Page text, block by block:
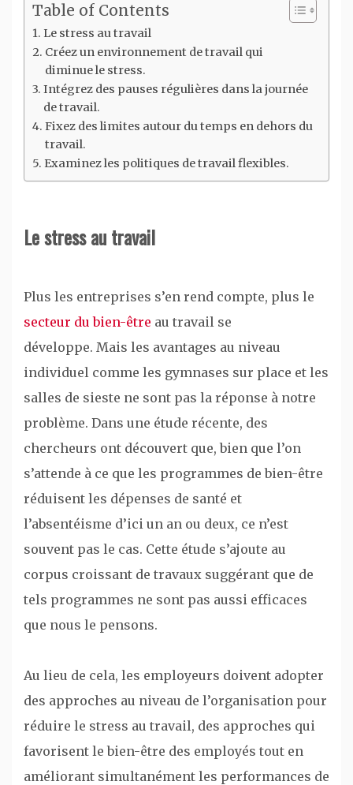
Table of Contents
Le stress au travail
Créez un environnement de travail qui
diminue le stress.
Intégrez des pauses régulières dans la journée
de travail.
Fixez des limites autour du temps en dehors du
travail.
Examinez les politiques de travail flexibles.
Le stress au travail
Plus les entreprises s’en rend compte, plus le
secteur du bien-être au travail se
développe. Mais les avantages au niveau
individuel comme les gymnases sur place et les
salles de sieste ne sont pas la réponse à notre
problème. Dans une étude récente, des
chercheurs ont découvert que, bien que l’on
s’attende à ce que les programmes de bien-être
réduisent les dépenses de santé et
l’absentéisme d’ici un an ou deux, ce n’est
souvent pas le cas. Cette étude s’ajoute au
corpus croissant de travaux suggérant que de
tels programmes ne sont pas aussi efficaces
que nous le pensons.
Au lieu de cela, les employeurs doivent adopter
des approches au niveau de l’organisation pour
réduire le stress au travail, des approches qui
favorisent le bien-être des employés tout en
améliorant simultanément les performances de